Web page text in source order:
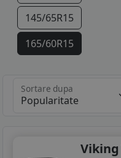
145/65R15
165/60R15
185/55R15
Sortare dupa
Viking